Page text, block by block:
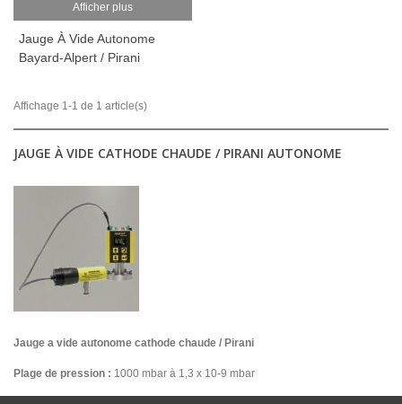
Afficher plus
Jauge À Vide Autonome
Bayard-Alpert / Pirani
Affichage 1-1 de 1 article(s)
JAUGE À VIDE CATHODE CHAUDE / PIRANI AUTONOME
Jauge a vide autonome cathode chaude / Pirani
Plage de pression : 1000 mbar à 1,3 x 10‐9 mbar